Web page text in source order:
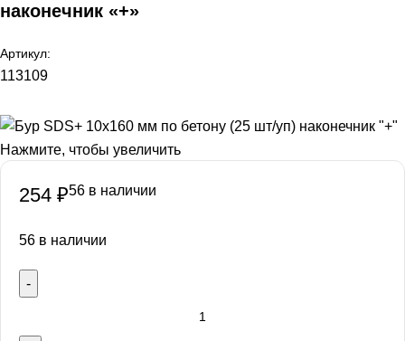
наконечник «+»
Артикул:
113109
Нажмите, чтобы увеличить
254 ₽56 в наличии
56 в наличии